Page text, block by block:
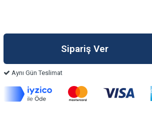
Aynı Gün Teslimat